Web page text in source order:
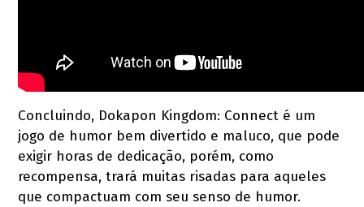
Concluindo, Dokapon Kingdom: Connect é um
jogo de humor bem divertido e maluco, que pode
exigir horas de dedicação, porém, como
recompensa, trará muitas risadas para aqueles
que compactuam com seu senso de humor.